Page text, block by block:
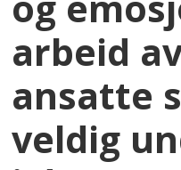
arbeid
ansatte
veldig